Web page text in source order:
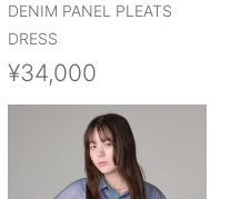
DENIM PANEL PLEATS
DRESS
¥34,000